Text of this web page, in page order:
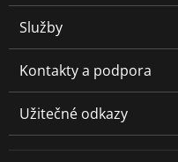
Služby
Kontakty a podpora
Užitečné odkazy